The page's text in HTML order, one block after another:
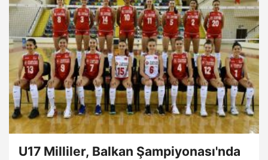
U17 Milliler, Balkan Şampiyonası'nda